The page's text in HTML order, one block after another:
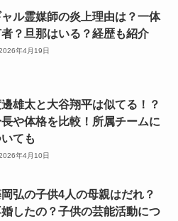
ル霊媒師の炎上理由は？一体
？旦那はいる？経歴も紹介
年4月19日
雄太と大谷翔平は似てる！？
や体格を比較！所属チームに
ても
年4月10日
弘の子供4人の母親はだれ？
したの？子供の芸能活動につ